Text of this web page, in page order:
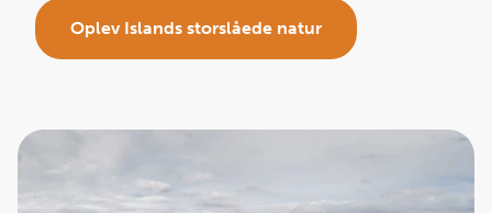
Oplev Islands storslåede natur